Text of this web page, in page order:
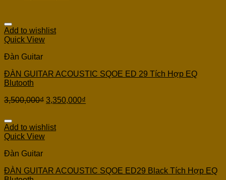
Add to wishlist
Quick View
Đàn Guitar
ĐÀN GUITAR ACOUSTIC SQOE ED 29 Tích Hợp EQ
Blutooth
3,500,000₫ 3,350,000₫
Add to wishlist
Quick View
Đàn Guitar
ĐÀN GUITAR ACOUSTIC SQOE ED29 Black Tích Hợp EQ